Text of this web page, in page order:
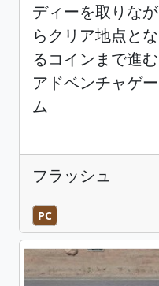
ディーを取りなが
らクリア地点とな
るコインまで進む
アドベンチャゲー
ム
フラッシュ
PC